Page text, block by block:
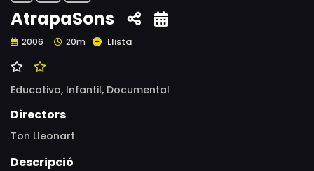
AtrapaSons
2006 20m Llista
Educativa, Infantil, Documental
Directors
Ton Lleonart
Descripció